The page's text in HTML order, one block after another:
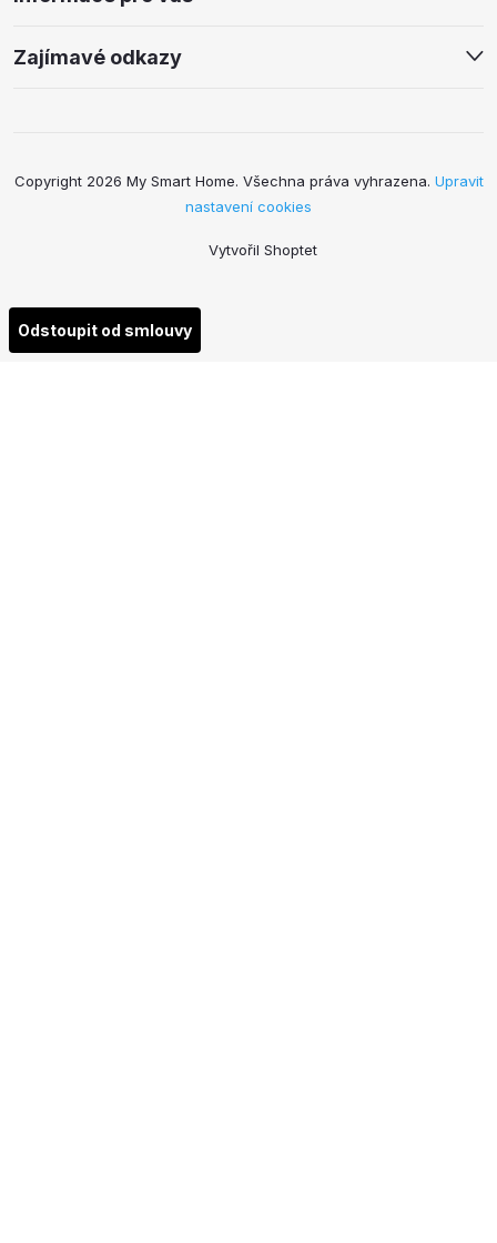
Zajímavé odkazy
Vytvořil Shoptet
Copyright 2026 My Smart Home. Všechna práva vyhrazena. Upravit
nastavení cookies
Odstoupit od smlouvy